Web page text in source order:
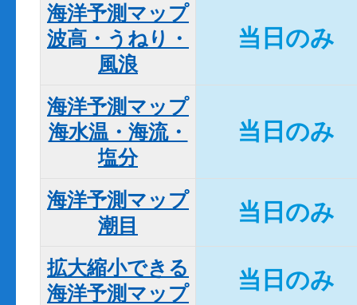
海洋予測マップ
波高・うねり・
風浪
当日のみ
海洋予測マップ
海水温・海流・
塩分
当日のみ
海洋予測マップ
潮目
当日のみ
拡大縮小できる
海洋予測マップ
当日のみ